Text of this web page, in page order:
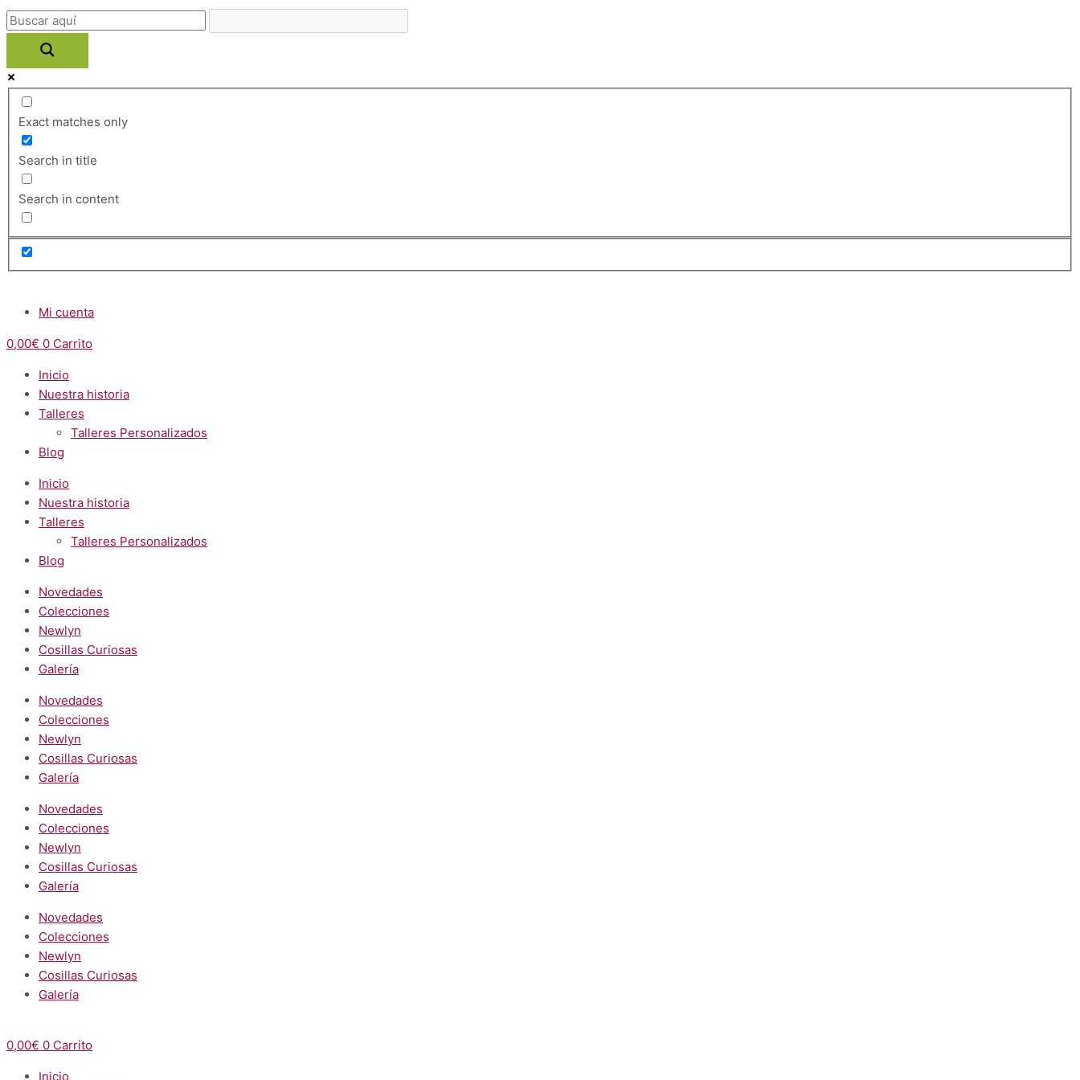
Ir
al
contenido
Exact matches only
Search in title
Search in content
Menú Mi cuenta
0,00€ 0 Carrito
Inicio
Nuestra historia
Talleres
Talleres Personalizados
Blog
Inicio
Nuestra historia
Talleres
Talleres Personalizados
Blog
Novedades
Colecciones
Newlyn
Cosillas Curiosas
Galería
Novedades
Colecciones
Newlyn
Cosillas Curiosas
Galería
Novedades
Colecciones
Newlyn
Cosillas Curiosas
Galería
Novedades
Colecciones
Newlyn
Cosillas Curiosas
Galería
0,00€ 0 Carrito
Inicio